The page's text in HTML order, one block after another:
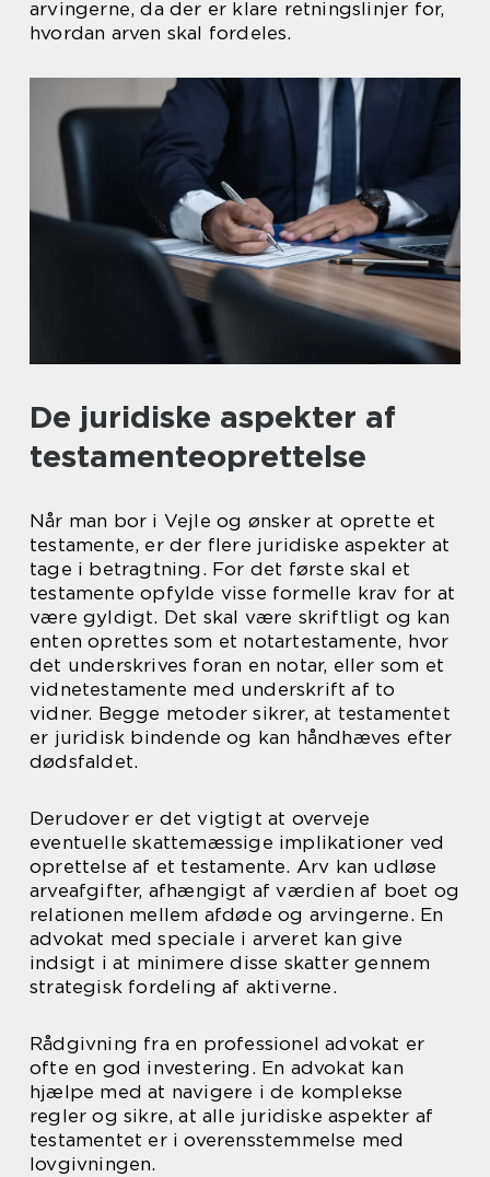
arvingerne, da der er klare retningslinjer for,
hvordan arven skal fordeles.
De juridiske aspekter af
testamenteoprettelse
Når man bor i Vejle og ønsker at oprette et
testamente, er der flere juridiske aspekter at
tage i betragtning. For det første skal et
testamente opfylde visse formelle krav for at
være gyldigt. Det skal være skriftligt og kan
enten oprettes som et notartestamente, hvor
det underskrives foran en notar, eller som et
vidnetestamente med underskrift af to
vidner. Begge metoder sikrer, at testamentet
er juridisk bindende og kan håndhæves efter
dødsfaldet.
Derudover er det vigtigt at overveje
eventuelle skattemæssige implikationer ved
oprettelse af et testamente. Arv kan udløse
arveafgifter, afhængigt af værdien af boet og
relationen mellem afdøde og arvingerne. En
advokat med speciale i arveret kan give
indsigt i at minimere disse skatter gennem
strategisk fordeling af aktiverne.
Rådgivning fra en professionel advokat er
ofte en god investering. En advokat kan
hjælpe med at navigere i de komplekse
regler og sikre, at alle juridiske aspekter af
testamentet er i overensstemmelse med
lovgivningen.